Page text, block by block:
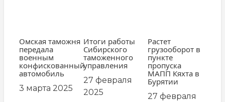
Омская таможня
передала
военным
конфискованный
автомобиль
3 марта 2025
Итоги работы
Сибирского
таможенного
управления
27 февраля
2025
Растет
грузооборот в
пункте
пропуска
МАПП Кяхта в
Бурятии
27 февраля